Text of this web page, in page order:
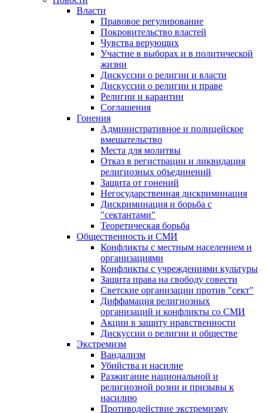
Власти
Правовое регулирование
Покровительство властей
Чувства верующих
Участие в выборах и в политической
жизни
Дискуссии о религии и власти
Дискуссии о религии и праве
Религии и карантин
Соглашения
Гонения
Административное и полицейское
вмешательство
Места для молитвы
Отказ в регистрации и ликвидация
религиозных объединений
Защита от гонений
Негосударственная дискриминация
Дискриминация и борьба с
"сектантами"
Теоретическая борьба
Общественность и СМИ
Конфликты с местным населением и
организациями
Конфликты с учреждениями культуры
Защита права на свободу совести
Светские организации против "сект"
Диффамация религиозных
организаций и конфликты со СМИ
Акции в защиту нравственности
Дискуссии о религии и обществе
Экстремизм
Вандализм
Убийства и насилие
Разжигание национальной и
религиозной розни и призывы к
насилию
Противодействие экстремизму